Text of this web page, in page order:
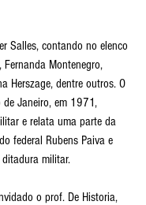
Salles, contando no elenco
Fernanda Montenegro,
Herszage, dentre outros. O
de Janeiro, em 1971,
e relata uma parte da
federal Rubens Paiva e
militar.
o prof. De Historia,